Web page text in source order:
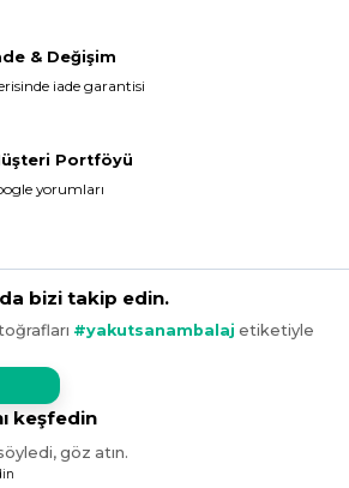
& Değişim
iade garantisi
Portföyü
yorumları
bizi takip edin.
#yakutsanambalaj etiketiyle
keşfedin
göz atın.